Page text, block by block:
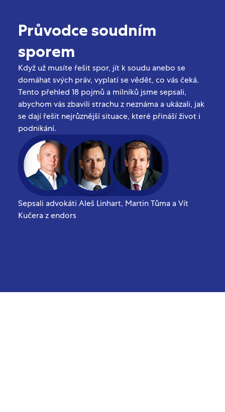
Průvodce soudním
sporem
Když už musíte řešit spor, jít k soudu anebo se
domáhat svých práv, vyplatí se vědět, co vás čeká.
Tento přehled 18 pojmů a milníků jsme sepsali,
abychom vás zbavili strachu z neznáma a ukázali, jak
se dají řešit nejrůznější situace, které přináší život i
podnikání.
Sepsali advokáti Aleš Linhart, Martin Tůma a Vít
Kučera z endors